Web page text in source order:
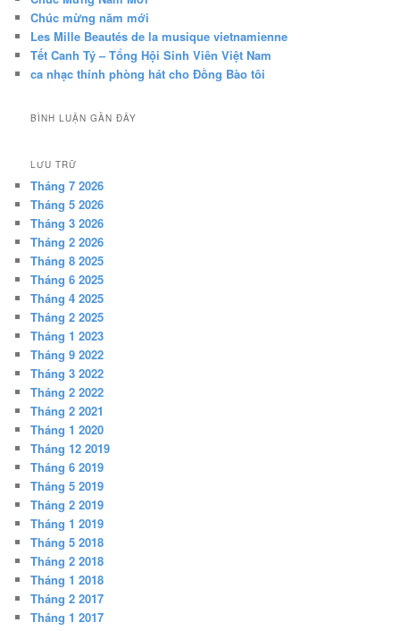
Chúc mừng năm mới
Les Mille Beautés de la musique vietnamienne
Tết Canh Tý – Tổng Hội Sinh Viên Việt Nam
ca nhạc thính phòng hát cho Đồng Bào tôi
BÌNH LUẬN GẦN ĐÂY
LƯU TRỮ
Tháng 7 2026
Tháng 5 2026
Tháng 3 2026
Tháng 2 2026
Tháng 8 2025
Tháng 6 2025
Tháng 4 2025
Tháng 2 2025
Tháng 1 2023
Tháng 9 2022
Tháng 3 2022
Tháng 2 2022
Tháng 2 2021
Tháng 1 2020
Tháng 12 2019
Tháng 6 2019
Tháng 5 2019
Tháng 2 2019
Tháng 1 2019
Tháng 5 2018
Tháng 2 2018
Tháng 1 2018
Tháng 2 2017
Tháng 1 2017